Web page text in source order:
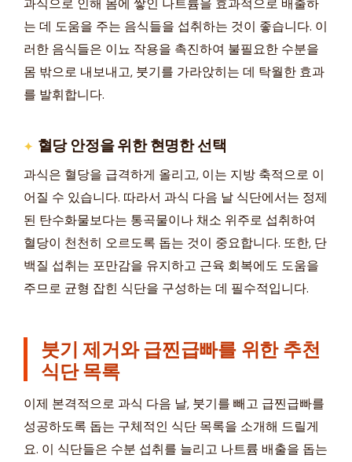
과식으로 인해 몸에 쌓인 나트륨을 효과적으로 배출하
는 데 도움을 주는 음식들을 섭취하는 것이 좋습니다. 이
러한 음식들은 이뇨 작용을 촉진하여 불필요한 수분을
몸 밖으로 내보내고, 붓기를 가라앉히는 데 탁월한 효과
를 발휘합니다.
혈당 안정을 위한 현명한 선택
과식은 혈당을 급격하게 올리고, 이는 지방 축적으로 이
어질 수 있습니다. 따라서 과식 다음 날 식단에서는 정제
된 탄수화물보다는 통곡물이나 채소 위주로 섭취하여
혈당이 천천히 오르도록 돕는 것이 중요합니다. 또한, 단
백질 섭취는 포만감을 유지하고 근육 회복에도 도움을
주므로 균형 잡힌 식단을 구성하는 데 필수적입니다.
붓기 제거와 급찐급빠를 위한 추천
식단 목록
이제 본격적으로 과식 다음 날, 붓기를 빼고 급찐급빠를
성공하도록 돕는 구체적인 식단 목록을 소개해 드릴게
요. 이 식단들은 수분 섭취를 늘리고 나트륨 배출을 돕는